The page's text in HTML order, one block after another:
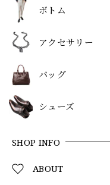
ボトム
アクセサリー
バッグ
シューズ
SHOP INFO
ABOUT